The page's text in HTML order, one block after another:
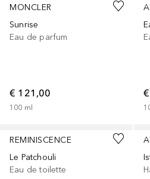
MONCLER
Sunrise
Eau de parfum
€ 121,00
100 ml
REMINISCENCE
Le Patchouli
Eau de toilette